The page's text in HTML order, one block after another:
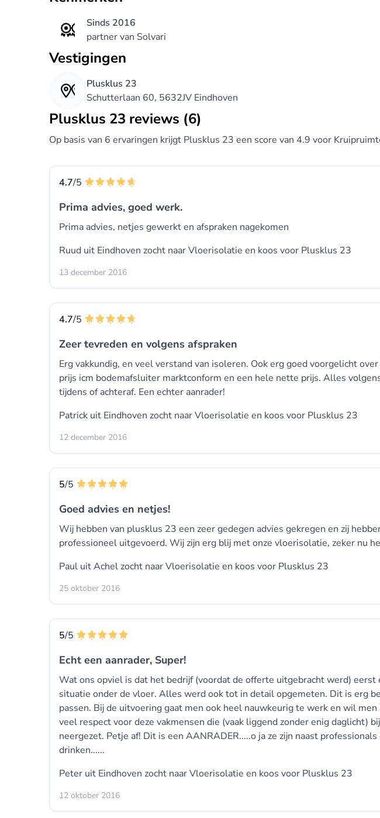
Sinds 2016
partner van Solvari
Vestigingen
Plusklus 23
Schutterlaan 60, 5632JV Eindhoven
Plusklus 23 reviews (6)
Op basis van 6 ervaringen krijgt Plusklus 23 een score van 4.9 voor
4.7/5
Prima advies, goed werk.
Prima advies, netjes gewerkt en afspraken nagekomen
Ruud uit Eindhoven zocht naar Vloerisolatie en koos voor Plusklus 23
13 december 2016
4.7/5
Zeer tevreden en volgens afspraken
Erg vakkundig, en veel verstand van isoleren. Ook erg goed voorgelicht
prijs icm bodemafsluiter marktconform en een hele nette prijs. Alles
tijdens of achteraf. Een echter aanrader!
Patrick uit Eindhoven zocht naar Vloerisolatie en koos voor Plusklus 23
12 december 2016
5/5
Goed advies en netjes!
Wij hebben van plusklus 23 een zeer gedegen advies gekregen en zij
professioneel uitgevoerd. Wij zijn erg blij met onze vloerisolatie, zeker nu
Paul uit Achel zocht naar Vloerisolatie en koos voor Plusklus 23
25 oktober 2016
5/5
Echt een aanrader, Super!
Wat ons opviel is dat het bedrijf (voordat de offerte uitgebracht werd) eerst
situatie onder de vloer. Alles werd ook tot in detail opgemeten. Dit is erg
passen. Bij de uitvoering gaat men ook heel nauwkeurig te werk en wil
veel respect voor deze vakmensen die (vaak liggend zonder enig daglicht)
neergezet. Petje af! Dit is een AANRADER.....o ja ze zijn naast
drinken......
Peter uit Eindhoven zocht naar Vloerisolatie en koos voor Plusklus 23
12 oktober 2016